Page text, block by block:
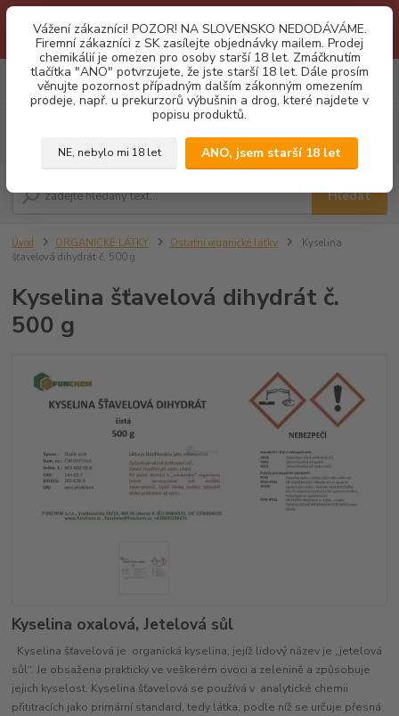
je neustálé porušování obchodních podmínek. Firemní zájemci o naše
produkty z SK zasílejte objednávky mailovou cestou. Děkujeme!
Vážení zákazníci! POZOR! NA SLOVENSKO NEDODÁVÁME.
Firemní zákazníci z SK zasílejte objednávky mailem. Prodej
chemikálií je omezen pro osoby starší 18 let. Zmáčknutím
tlačítka "ANO" potvrzujete, že jste starší 18 let. Dále prosím
věnujte pozornost případným dalším zákonným omezením
prodeje, např. u prekurzorů výbušnin a drog, které najdete v
popisu produktů.
NE, nebylo mi 18 let ANO, jsem starší 18 let
Menu
CZK
Hledat
0
za0,00 Kč
Úvod ORGANICKÉ LÁTKY Ostatní organické látky
Kyselina
šťavelová dihydrát č. 500 g
Kyselina šťavelová dihydrát č.
500 g
Kyselina oxalová, Jetelová sůl
Kyselina šťavelová je organická kyselina, jejíž lidový název je „jetelová
sůl“. Je obsažena prakticky ve veškerém ovoci a zelenině a způsobuje
jejich kyselost. Kyselina šťavelová se používá v analytické chemii
přititracích jako primární standard, tedy látka, podle níž se určuje přesná